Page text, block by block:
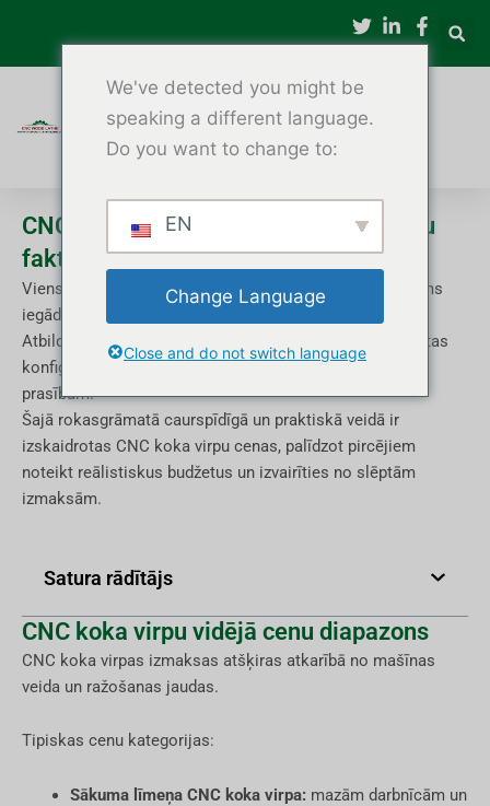
saturu
CNC koka virpošanas izmaksu un cenu
faktoru skaidrojums
Viens no biežākajiem jautājumiem, ko pircēji uzdod pirms
iegādes, ir: "Cik maksā CNC koka virpa?"
Atbilde ir atkarīga no vairākiem faktoriem, tostarp iekārtas
konfigurācijas, automatizācijas līmeņa un pielāgošanas
prasībām.
Šajā rokasgrāmatā caurspīdīgā un praktiskā veidā ir
izskaidrotas CNC koka virpu cenas, palīdzot pircējiem
noteikt reālistiskus budžetus un izvairīties no slēptām
izmaksām.
Satura rādītājs
CNC koka virpu vidējā cenu diapazons
CNC koka virpas izmaksas atšķiras atkarībā no mašīnas
veida un ražošanas jaudas.
Tipiskas cenu kategorijas:
Sākuma līmeņa CNC koka virpa:mazām darbnīcām un
We've detected you might be
speaking a different language.
Do you want to change to:
EN
Change Language
Close and do not switch language